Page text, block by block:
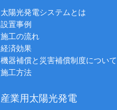
太陽光発電システムとは
設置事例
施工の流れ
経済効果
機器補償と災害補償制度について
施工方法
産業用太陽光発電